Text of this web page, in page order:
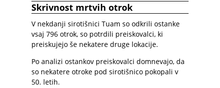
Skrivnost mrtvih otrok
V nekdanji sirotišnici Tuam so odkrili ostanke
vsaj 796 otrok, so potrdili preiskovalci, ki
preiskujejo še nekatere druge lokacije.
Po analizi ostankov preiskovalci domnevajo, da
so nekatere otroke pod sirotišnico pokopali v
50. letih.